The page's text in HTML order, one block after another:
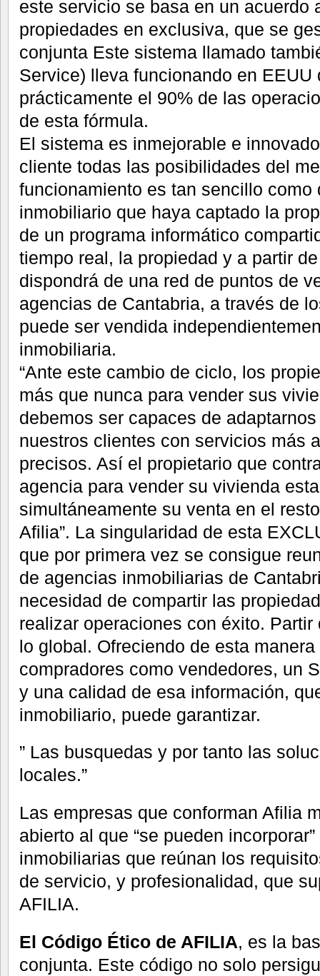
este servicio se basa en un acuerdo
propiedades en exclusiva, que se
conjunta Este sistema llamado
Service) lleva funcionando en
prácticamente el 90% de las
de esta fórmula.
El sistema es inmejorable e
cliente todas las posibilidades del
funcionamiento es tan sencillo como
inmobiliario que haya captado la
de un programa informático
tiempo real, la propiedad y a partir
dispondrá de una red de puntos de
agencias de Cantabria, a través de
puede ser vendida
inmobiliaria.
“Ante este cambio de ciclo, los
más que nunca para vender sus
debemos ser capaces de
nuestros clientes con servicios más
precisos. Así el propietario que
agencia para vender su vivienda
simultáneamente su venta en el
Afilia”. La singularidad de esta
que por primera vez se consigue
de agencias inmobiliarias de
necesidad de compartir las
realizar operaciones con éxito.
lo global. Ofreciendo de esta
compradores como vendedores, un
y una calidad de esa información,
inmobiliario, puede garantizar.
” Las busquedas y por tanto las
locales.”
Las empresas que conforman Afilia
abierto al que “se pueden
inmobiliarias que reúnan los
de servicio, y profesionalidad, que
AFILIA.
El Código Ético de AFILIA, es la
conjunta. Este código no solo